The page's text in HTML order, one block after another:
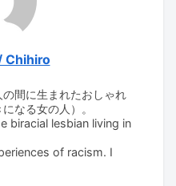
Chihiro
間に生まれたおしゃれ
なる女の人）。
biracial lesbian living in
of racism. I